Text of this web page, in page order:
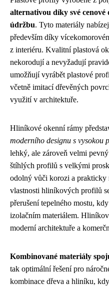
alternativou díky své
údržbu. Tyto materiály
především díky
z interiéru. Kvalitní plastová
nekorodují a nevyžadují
umožňují vyrábět plastové
včetně imitací dřevěných
využití v architektuře.
Hliníkové okenní rámy
moderního designu s vysokou
lehký, ale zároveň velmi
štíhlých profilů s velkými
odolný vůči korozi a prakticky
vlastnosti hliníkových profilů
přerušení tepelného mostu,
izolačním materiálem.
moderní architektuře a
Kombinované materiály
tak optimální řešení pro
kombinace dřeva a hliníku,